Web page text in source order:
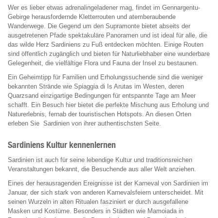
Wer es lieber etwas adrenalingeladener mag, findet im Gennargentu-
Gebirge herausfordernde Kletterrouten und atemberaubende
Wanderwege. Die Gegend um den Supramonte bietet abseits der
ausgetretenen Pfade spektakuläre Panoramen und ist ideal für alle, die
das wilde Herz Sardiniens zu Fuß entdecken möchten. Einige Routen
sind öffentlich zugänglich und bieten für Naturliebhaber eine wunderbare
Gelegenheit, die vielfältige Flora und Fauna der Insel zu bestaunen.
Ein Geheimtipp für Familien und Erholungssuchende sind die weniger
bekannten Strände wie Spiaggia di Is Arutas im Westen, deren
Quarzsand einzigartige Bedingungen für entspannte Tage am Meer
schafft. Ein Besuch hier bietet die perfekte Mischung aus Erholung und
Naturerlebnis, fernab der touristischen Hotspots. An diesen Orten
erleben Sie Sardinien von ihrer authentischsten Seite.
Sardiniens Kultur kennenlernen
Sardinien ist auch für seine lebendige Kultur und traditionsreichen
Veranstaltungen bekannt, die Besuchende aus aller Welt anziehen.
Eines der herausragenden Ereignisse ist der Karneval von Sardinien im
Januar, der sich stark von anderen Karnevalsfeiern unterscheidet. Mit
seinen Wurzeln in alten Ritualen fasziniert er durch ausgefallene
Masken und Kostüme. Besonders in Städten wie Mamoiada in